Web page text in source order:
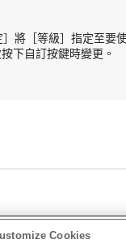
將［等級］ 指定至要
下自訂按鍵時變更。
Cookies